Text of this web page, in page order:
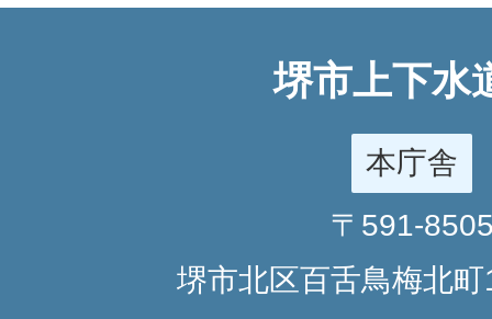
堺市上下水
本庁舎
〒591-
堺市北区百舌鳥梅北